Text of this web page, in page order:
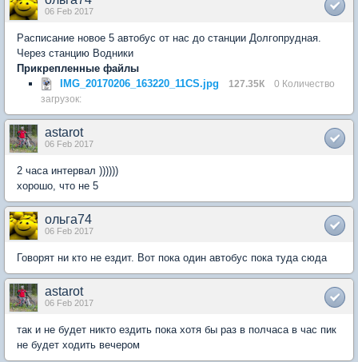
06 Feb 2017
Расписание новое 5 автобус от нас до станции Долгопрудная.
Через станцию Водники
Прикрепленные файлы
IMG_20170206_163220_11CS.jpg
127.35К
0 Количество
загрузок:
astarot
06 Feb 2017
2 часа интервал ))))))
хорошо, что не 5
ольга74
06 Feb 2017
Говорят ни кто не ездит. Вот пока один автобус пока туда сюда
astarot
06 Feb 2017
так и не будет никто ездить пока хотя бы раз в полчаса в час пик
не будет ходить вечером